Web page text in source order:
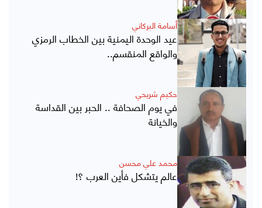
أسامة البركاني
عيد الوحدة اليمنية بين الخطاب الرمزي
والواقع المنقسم..
حكيم شريحي
في يوم الصحافة .. الحبر بين القداسة
والخيانة
محمد علي محسن
عالم يتشكل فأين العرب ؟!